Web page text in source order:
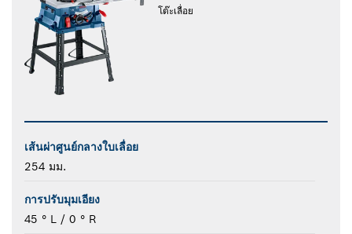
โต๊ะเลื่อย
เส้นผ่าศูนย์กลางใบเลื่อย
254 มม.
การปรับมุมเอียง
45 ° L / 0 ° R